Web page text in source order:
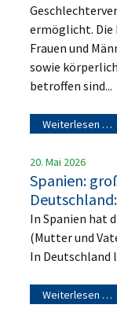
ermöglicht. Die
Frauen und
sowie
betroffen sind...
Weiterlesen …
20. Mai 2026
Spanien:
In Spanien hat
(Mutter und
In Deutschland
Weiterlesen …